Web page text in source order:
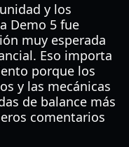
y los
Demo 5 fue
muy esperada
Eso importa
porque los
y las mecánicas
de balance más
comentarios